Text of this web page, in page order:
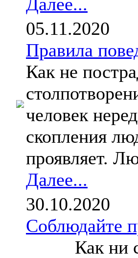
05.11.2020
Правила
Как не
человек
скопления
проявляет.
Далее...
30.10.2020
Соблюдайте
Как ни